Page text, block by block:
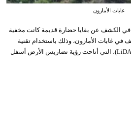
غابات الأمازون
في الكشف عن بقايا حضارة قديمة كانت مخفية
في غابات الأمازون، وذلك باستخدام تقنية
المسح بالليزر المحمولة جوًا (LiDAR)، التي أتاحت رؤية تضاريس الأرض أسفل